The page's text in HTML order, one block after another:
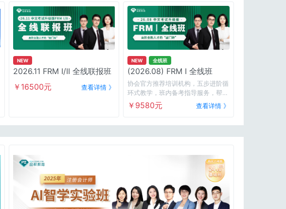
NEW
2026.11 FRM I/II 全线联报班
￥16500元
查看详情 》
NEW 全线班
(2026.08) FRM I 全线班
协会官方推荐培训机构，五步进阶循
环式教学，班内备考指导服务，帮你
解决备考路上遇到的难题。
￥9580元 查看详情 》